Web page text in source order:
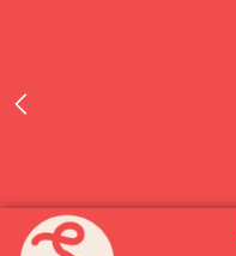
PALVELEMME